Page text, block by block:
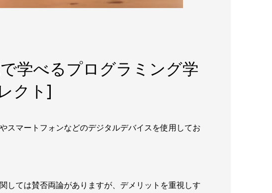
学べるプログラミング学
クト]
スマートフォンなどのデジタルデバイスを使用してお
しては賛否両論がありますが、デメリットを重視しす